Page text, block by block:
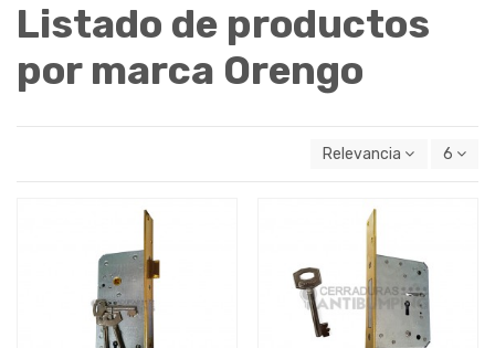
Listado de productos
por marca Orengo
Relevancia 6